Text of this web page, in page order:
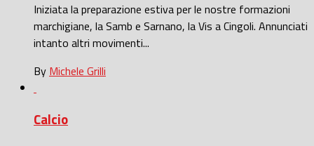
Iniziata la preparazione estiva per le nostre formazioni
marchigiane, la Samb e Sarnano, la Vis a Cingoli. Annunciati
intanto altri movimenti...
By Michele Grilli
Calcio